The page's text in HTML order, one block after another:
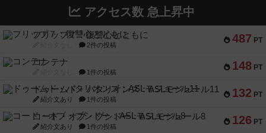
アクセス数 急上昇中
487 PT
フリップ７：復讐心とともに
2件の投稿
148 PT
コンテナ
1件の投稿
132 PT
ドゥームド・バタリオンズ：ASLモジュール11
紹介文あり 1件の投稿
126 PT
コード・オブ・ブシドー：ASLモジュール8
紹介文あり 1件の投稿